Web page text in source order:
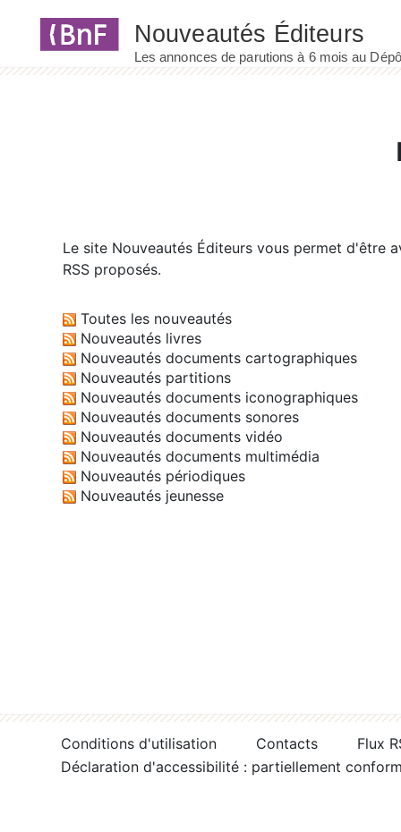
Le site Nouveautés Éditeurs vous permet d'être
RSS proposés.
Toutes les nouveautés
Nouveautés livres
Nouveautés documents cartographiques
Nouveautés partitions
Nouveautés documents iconographiques
Nouveautés documents sonores
Nouveautés documents vidéo
Nouveautés documents multimédia
Nouveautés périodiques
Nouveautés jeunesse
Conditions d'utilisation Contacts
Flux
Déclaration d'accessibilité : partiellement